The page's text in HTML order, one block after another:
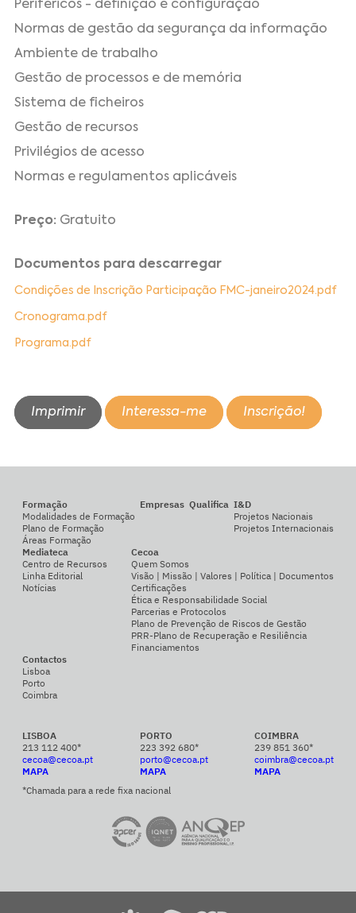
Periféricos - definição e configuração
Normas de gestão da segurança da informação
Ambiente de trabalho
Gestão de processos e de memória
Sistema de ficheiros
Gestão de recursos
Privilégios de acesso
Normas e regulamentos aplicáveis
Preço: Gratuito
Documentos para descarregar
Condições de Inscrição Participação FMC-janeiro2024.pdf
Cronograma.pdf
Programa.pdf
Imprimir Interessa-me Inscrição!
Formação
Modalidades de Formação
Plano de Formação
Áreas Formação
Empresas Qualifica I&D
Projetos Nacionais
Projetos Internacionais
Mediateca
Centro de Recursos
Linha Editorial
Notícias
Cecoa
Quem Somos
Visão | Missão | Valores | Política | Documentos
Certificações
Ética e Responsabilidade Social
Parcerias e Protocolos
Plano de Prevenção de Riscos de Gestão
PRR-Plano de Recuperação e Resiliência
Financiamentos
Contactos
Lisboa
Porto
Coimbra
LISBOA
213 112 400*
cecoa@cecoa.pt
MAPA
PORTO
223 392 680*
porto@cecoa.pt
MAPA
COIMBRA
239 851 360*
coimbra@cecoa.pt
MAPA
*Chamada para a rede fixa nacional